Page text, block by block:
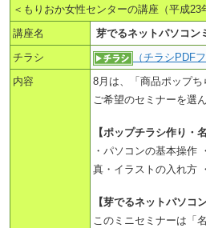
＜もりおか女性センターの講座（平成23
講座名
芽でるネットパソコン
チラシ
（チラシPDF
内容
8月は、「商品ポップ
ご希望のセミナーを選
【ポップチラシ作り・
・パソコンの基本操
真・イラストの入れ方
【芽でるネットパソコ
このミニセミナーは「